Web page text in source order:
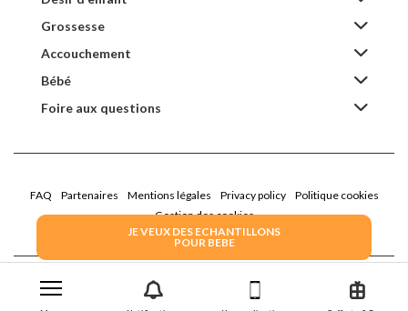
JE VEUX DES ECHANTILLONS
POUR BEBE
Grossesse
Accouchement
Bébé
Foire aux questions
FAQ Partenaires Mentions légales Privacy policy
Politique cookies
Gestion des cookies
2022 Family Service - la Boîte Rose